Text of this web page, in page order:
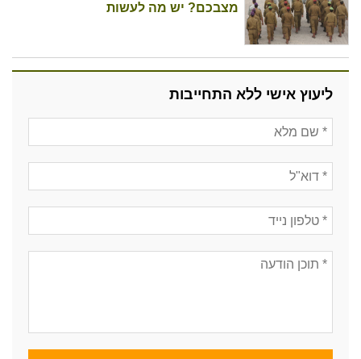
מצבכם? יש מה לעשות
ליעוץ אישי ללא התחייבות